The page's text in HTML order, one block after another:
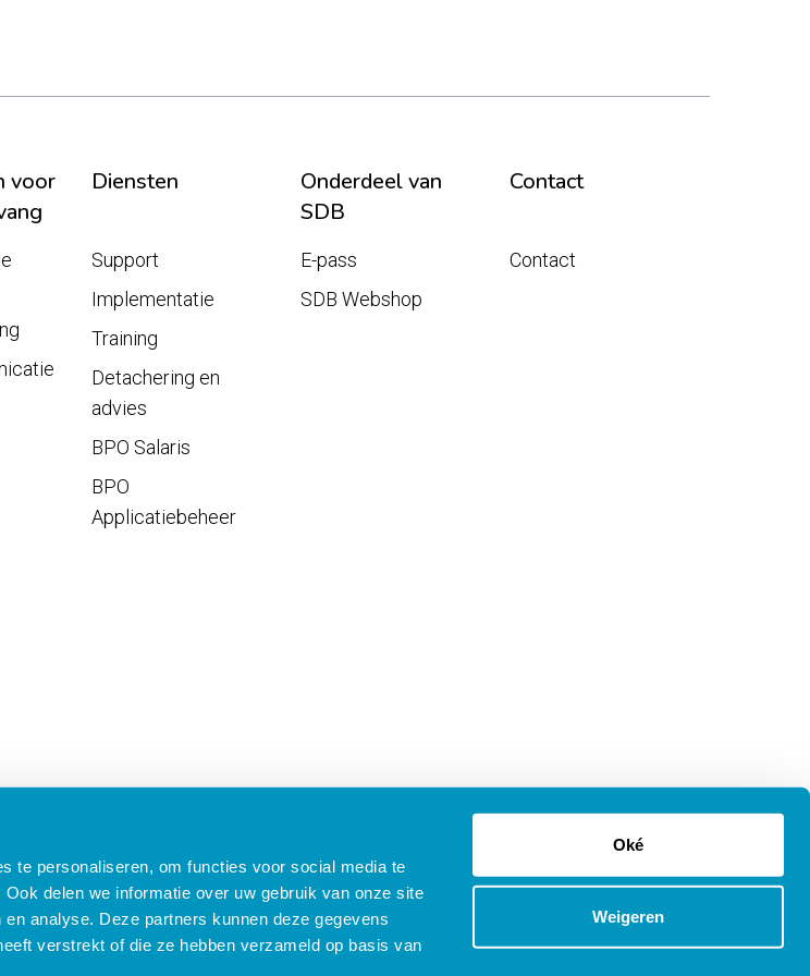
te personaliseren, om functies voor social media te
delen we informatie over uw gebruik van onze site
analyse. Deze partners kunnen deze gegevens
verstrekt of die ze hebben verzameld op basis van
Oké
Weigeren
voor
Diensten
Onderdeel van
SDB
Contact
Support
Implementatie
Training
Detachering en
advies
BPO Salaris
BPO
Applicatiebeheer
E-pass
SDB Webshop
Contact